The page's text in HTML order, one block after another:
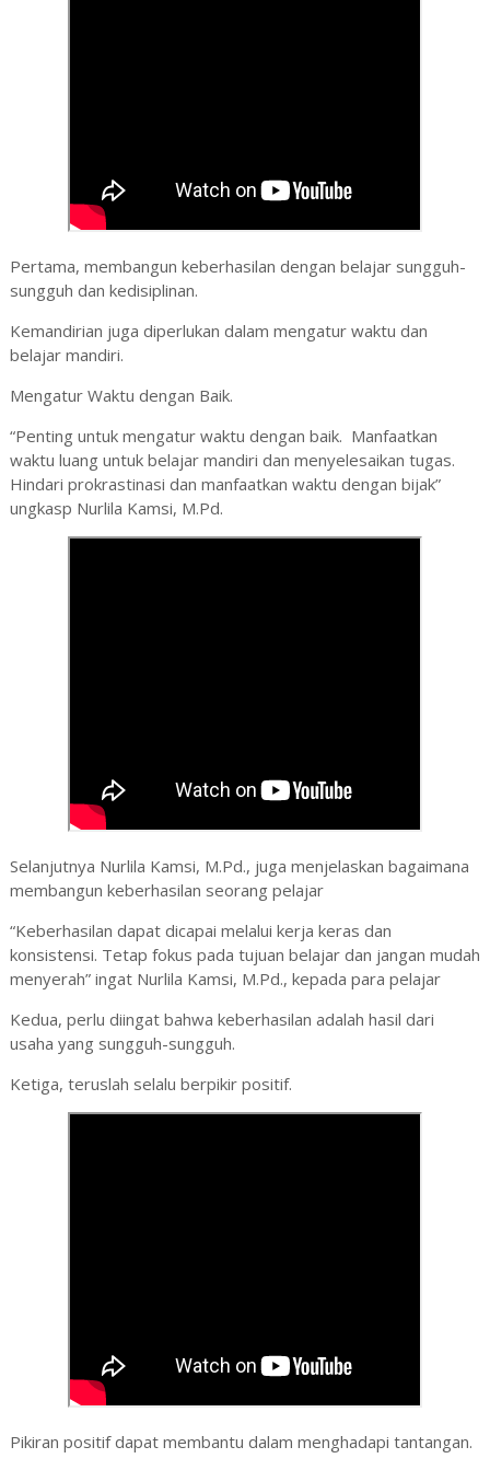
Pertama, membangun keberhasilan dengan belajar sungguh-
sungguh dan kedisiplinan.
Kemandirian juga diperlukan dalam mengatur waktu dan
belajar mandiri.
Mengatur Waktu dengan Baik.
“Penting untuk mengatur waktu dengan baik. Manfaatkan
waktu luang untuk belajar mandiri dan menyelesaikan tugas.
Hindari prokrastinasi dan manfaatkan waktu dengan bijak”
ungkasp Nurlila Kamsi, M.Pd.
Selanjutnya Nurlila Kamsi, M.Pd., juga menjelaskan bagaimana
membangun keberhasilan seorang pelajar
“Keberhasilan dapat dicapai melalui kerja keras dan
konsistensi. Tetap fokus pada tujuan belajar dan jangan mudah
menyerah” ingat Nurlila Kamsi, M.Pd., kepada para pelajar
Kedua, perlu diingat bahwa keberhasilan adalah hasil dari
usaha yang sungguh-sungguh.
Ketiga, teruslah selalu berpikir positif.
Pikiran positif dapat membantu dalam menghadapi tantangan.